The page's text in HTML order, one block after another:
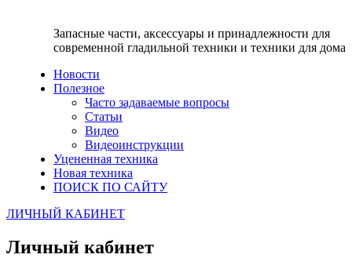
Запасные части, аксессуары и принадлежности для
современной гладильной техники и техники для дома
Новости
Полезное
Часто задаваемые вопросы
Статьи
Видео
Видеоинструкции
Уцененная техника
Новая техника
ПОИСК ПО САЙТУ
ЛИЧНЫЙ КАБИНЕТ
Личный кабинет